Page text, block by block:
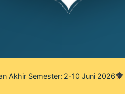
Akhir Semester: 2-10 Juni 2026